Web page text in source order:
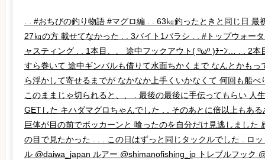
. . #おちびの釣り物語 #マグロ編 . . 63㎏釣ったときと同じ日‪‬ 最
27㎏の方 載せてなかった . . 3バイト1バラシ . . #トップウォー
ャスティング . . 1本目、、 途中フックアウト( ºωº )ﾁｰﾝ… . . 2本
すら巻いて 途中ギンバルも借りて水面ちかくまで なんとかもっ
ら浮かして寄せるまでが なかなか上手くいかなくて 何回も船べ
このままじゃ切られると、、 . 最後の最後に手伝ってもらい 人
GETした キハダマグロちゃんでした . . そのあとに倍以上もあ
巨体が目の前でボッカーンと 喰ったのを自分だけ見逃しました
の目で見たかった . . . この日はずっと同じタックルでした . ロ
ル @daiwa_japan ルアー @shimanofishing_jp トレブルフック